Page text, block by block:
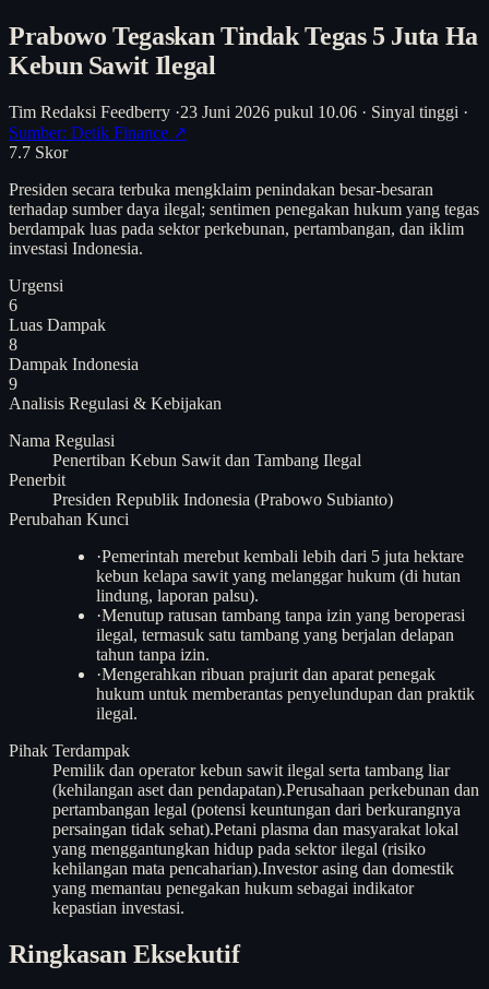
Prabowo Tegaskan Tindak Tegas 5 Juta Ha
Kebun Sawit Ilegal
Tim Redaksi Feedberry ·23 Juni 2026 pukul 10.06 · Sinyal tinggi ·
Sumber: Detik Finance ↗
7.7 Skor
Presiden secara terbuka mengklaim penindakan besar-besaran
terhadap sumber daya ilegal; sentimen penegakan hukum yang tegas
berdampak luas pada sektor perkebunan, pertambangan, dan iklim
investasi Indonesia.
Urgensi
6
Luas Dampak
8
Dampak Indonesia
9
Analisis Regulasi & Kebijakan
Nama Regulasi
Penertiban Kebun Sawit dan Tambang Ilegal
Penerbit
Presiden Republik Indonesia (Prabowo Subianto)
Perubahan Kunci
·Pemerintah merebut kembali lebih dari 5 juta hektare
kebun kelapa sawit yang melanggar hukum (di hutan
lindung, laporan palsu).
·Menutup ratusan tambang tanpa izin yang beroperasi
ilegal, termasuk satu tambang yang berjalan delapan
tahun tanpa izin.
·Mengerahkan ribuan prajurit dan aparat penegak
hukum untuk memberantas penyelundupan dan praktik
ilegal.
Pihak Terdampak
Pemilik dan operator kebun sawit ilegal serta tambang liar
(kehilangan aset dan pendapatan).Perusahaan perkebunan dan
pertambangan legal (potensi keuntungan dari berkurangnya
persaingan tidak sehat).Petani plasma dan masyarakat lokal
yang menggantungkan hidup pada sektor ilegal (risiko
kehilangan mata pencaharian).Investor asing dan domestik
yang memantau penegakan hukum sebagai indikator
kepastian investasi.
Ringkasan Eksekutif